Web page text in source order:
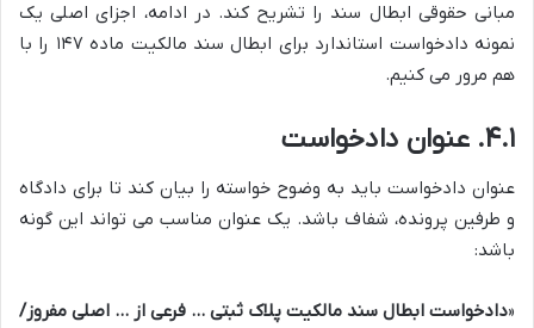
مبانی حقوقی ابطال سند را تشریح کند. در ادامه، اجزای اصلی یک
نمونه دادخواست استاندارد برای ابطال سند مالکیت ماده ۱۴۷ را با
هم مرور می کنیم.
۴.۱. عنوان دادخواست
عنوان دادخواست باید به وضوح خواسته را بیان کند تا برای دادگاه
و طرفین پرونده، شفاف باشد. یک عنوان مناسب می تواند این گونه
باشد:
«دادخواست ابطال سند مالکیت پلاک ثبتی … فرعی از … اصلی مفروز/